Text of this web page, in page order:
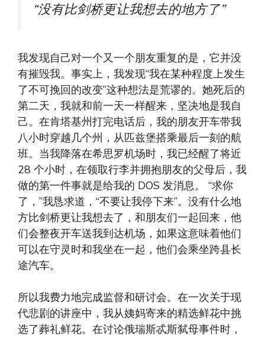
“没有比剑桥更让我想去的地方了”
我发现自己对一个又一个朋友重复的是，它并没
有摧毁我。事实上，我发现“我在某种程度上发生
了不可挽回的改变”这种想法是荒谬的。她死后的
第二天，我就和前一天一样醒来，坚决地是我自
己。在肯塔基州打完电话后，我的朋友开车带我
八小时穿越几个州，从匹兹堡搭乘最后一刻的航
班。当我降落在希思罗机场时，我已经醒了将近
28 个小时，在领取行李并拥抱朋友的父母后，我
做的第一件事就是给我的 DOS 发消息。 “求你
了，”我恳求道，“不要让我停下来”。没有什么地
方比剑桥更让我想去了，和朋友们一起回来，他
们会整夜开车送我到达机场，如果这意味着他们
可以在守灵时和我坐在一起，他们会乘坐跨县长
途汽车。
所以我费力地完成监督和研讨会。在一次关于现
代悲剧的讲座中，我从姨妈寄来的精选鲜花中挑
选了葬礼鲜花。在讨论俄瑞斯忒斯弑母事件时，